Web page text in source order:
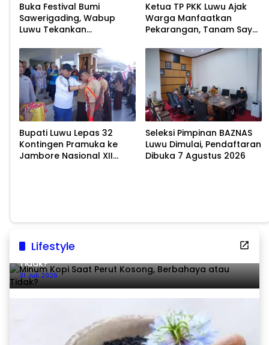
Buka Festival Bumi
Sawerigading, Wabup
Luwu Tekankan
Ketua TP PKK Luwu Ajak
Warga Manfaatkan
Pekarangan, Tanam Sayur
Bupati Luwu Lepas 32
Kontingen Pramuka ke
Jambore Nasional XII
Seleksi Pimpinan BAZNAS
Luwu Dimulai, Pendaftaran
Dibuka 7 Agustus 2026
Lifestyle
Minum Kopi Saat Perut Kosong, Berbahaya atau
Tidak?
31 Juli 2026